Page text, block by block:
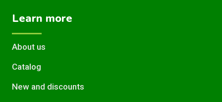
Learn more
About us
Catalog
New and discounts